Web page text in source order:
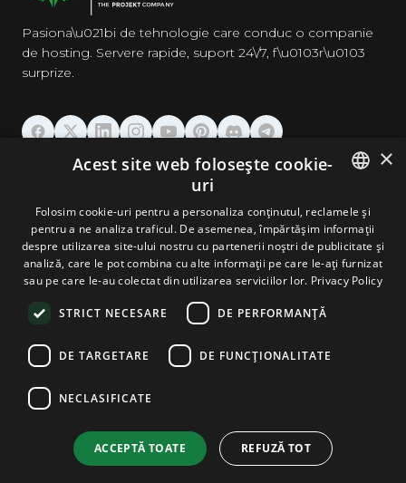
Pasiona\u021bi de tehnologie care conduc o companie
de hosting. Servere rapide, suport 24\/7, f\u0103r\u0103
surprize.
GĂZDUIRE
DOMENII & EMAIL
UNELTE & SECURITATE
COMPANIE
Terms and Conditions
ENGLISH
GERMAN
ROMANIAN
×
Acest site web folosește cookie-
uri
Folosim cookie-uri pentru a personaliza conținutul, reclamele și
pentru a ne analiza traficul. De asemenea, împărtășim informații
despre utilizarea site-ului nostru cu partenerii noștri de publicitate și
analiză, care le pot combina cu alte informații pe care le-ați furnizat
sau pe care le-au colectat din utilizarea serviciilor lor. Privacy Policy
STRICT NECESARE DE PERFORMANȚĂ
DE TARGETARE DE FUNCŢIONALITATE
NECLASIFICATE
ACCEPTĂ TOATE REFUZĂ TOT